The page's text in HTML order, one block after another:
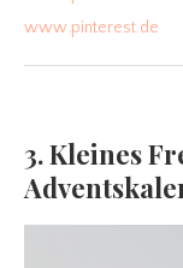
www.pinterest.de
3. Kleines